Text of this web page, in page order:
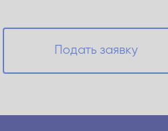
Подать заявку